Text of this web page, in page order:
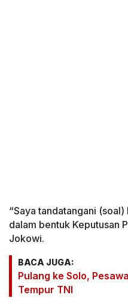
“Saya tandatangani
dalam bentuk Keputusan
Jokowi.
BACA JUGA:
Pulang ke Solo,
Tempur TNI